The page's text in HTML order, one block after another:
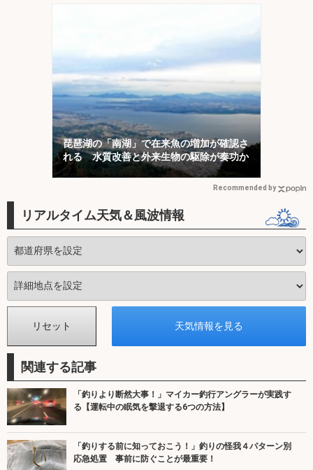
琵琶湖の「南湖」で在来魚の増加が確認さ
れる 水質改善と外来生物の駆除が奏功か
Recommended by
リアルタイム天気＆風波情報
関連する記事
「釣りより断然大事！」マイカー釣行アングラーが実践す
る【運転中の眠気を撃退する6つの方法】
「釣りする前に知っておこう！」釣りの怪我４パターン別
応急処置 事前に防ぐことが最重要！